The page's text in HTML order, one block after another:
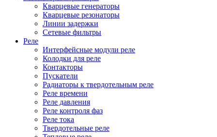
Кварцевые генераторы
Кварцевые резонаторы
Линии задержки
Сетевые фильтры
Реле
Интерфейсные модули реле
Колодки для реле
Контакторы
Пускатели
Радиаторы к твердотельным реле
Реле времени
Реле давления
Реле контроля фаз
Реле тока
Твердотельные реле